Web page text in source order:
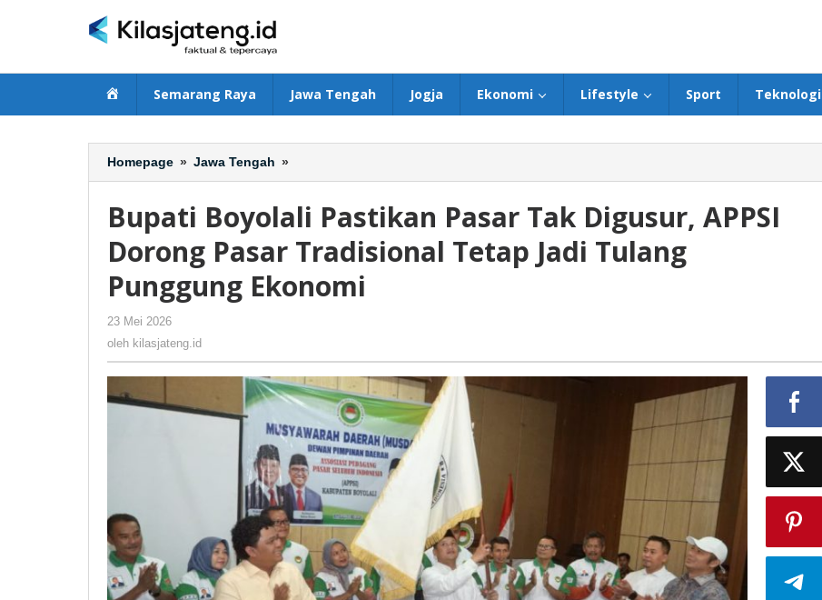
BerandaSemarang Raya Jawa Tengah Jogja Ekonomi Lifestyle Sport Teknologi
Homepage » Jawa Tengah »
Boyolali
Pasar
Digusur,
Dorong
Tulang
Punggung
Ekonomi
Bupati Boyolali Pastikan Pasar Tak Digusur, APPSI
Dorong Pasar Tradisional Tetap Jadi Tulang
Punggung Ekonomi
23 Mei 2026
kilasjateng.id
oleh kilasjateng.id